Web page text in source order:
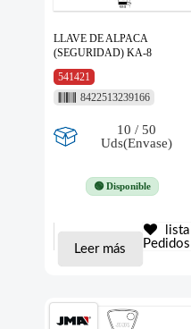
LLAVE DE ALPACA
(SEGURIDAD) KA-8
541421
8422513239166
10 / 50
Uds(Envase)
🟢 Disponible
Leer más
lista
Pedidos